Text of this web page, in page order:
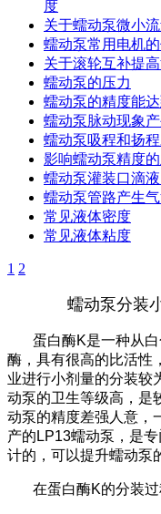
度
关于蠕动泵微小
蠕动泵常用电机
关于滚轮互补提
蠕动泵的压力
蠕动泵的精度能
蠕动泵脉动现象
蠕动泵吸程和扬
影响蠕动泵精度
蠕动泵灌装口滴
蠕动泵管路产生
常见液体密度
常见液体粘度
1 2
蠕动泵分装
蛋白酶K是一种从
酶，具有很高的比活性
业进行小剂量的分装较
动泵的卫生等级高，是
动泵的精度差强人意，
产的LP13蠕动泵，是
计的，可以提升蠕动泵
在蛋白酶K的分装